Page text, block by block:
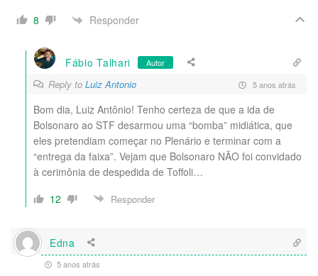
8
Responder
Fábio Talhari Autor
Reply to Luiz Antonio 5 anos atrás
Bom dia, Luiz Antônio! Tenho certeza de que a ida de
Bolsonaro ao STF desarmou uma “bomba” midiática, que
eles pretendiam começar no Plenário e terminar com a
“entrega da faixa”. Vejam que Bolsonaro NÃO foi convidado
à cerimônia de despedida de Toffoli…
12
Responder
Edna
5 anos atrás